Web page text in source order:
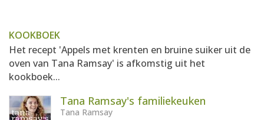
KOOKBOEK
Het recept 'Appels met krenten en bruine suiker uit de
oven van Tana Ramsay' is afkomstig uit het
kookboek...
Tana Ramsay's familiekeuken
Tana Ramsay